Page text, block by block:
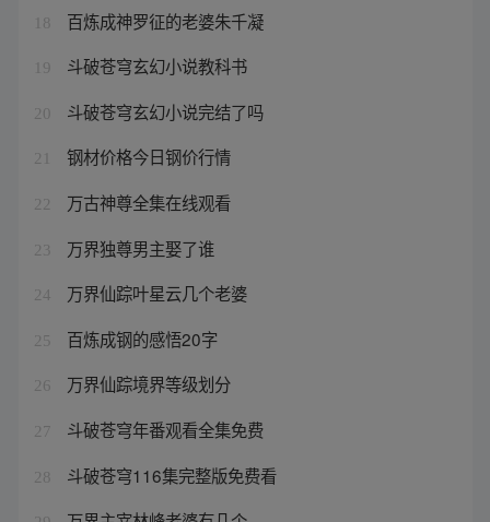
18 百炼成神罗征的老婆朱千凝
19 斗破苍穹玄幻小说教科书
20 斗破苍穹玄幻小说完结了吗
21 钢材价格今日钢价行情
22 万古神尊全集在线观看
23 万界独尊男主娶了谁
24 万界仙踪叶星云几个老婆
25 百炼成钢的感悟20字
26 万界仙踪境界等级划分
27 斗破苍穹年番观看全集免费
28 斗破苍穹116集完整版免费看